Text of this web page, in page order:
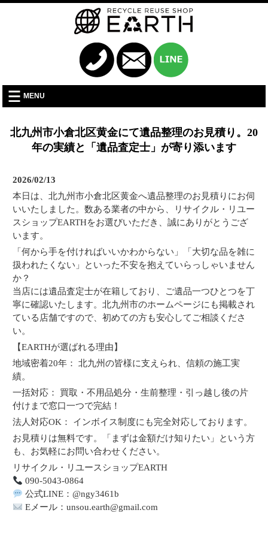
MENU
北九州市小倉北区黄金にて遺品整理のお見積り。20
年の実績と「遺品査定士」が寄り添います
2026/02/13
本日は、北九州市小倉北区黄金へ遺品整理のお見積りにお伺
いいたしました。数ある業者の中から、リサイクル・リユー
スショップEARTHをお選びいただき、誠にありがとうござ
います。
「何から手を付ければいいかわからない」「大切な品を雑に
扱われたくない」といった不安を抱えていらっしゃいません
か？
当店には遺品査定士が在籍しており、ご遺品一つひとつを丁
寧に確認いたします。北九州市のホームページにも掲載され
ている店舗ですので、初めての方も安心してご相談くださ
い。
【EARTHが選ばれる理由】
地域密着20年： 北九州の皆様に支えられ、信頼の施工実
績。
一括対応： 買取・不用品処分・生前整理・引っ越し後の片
付けまで窓口一つで完結！
法人対応OK： インボイス制度にも完全対応しております。
お見積りは無料です。「まずは金額だけ知りたい」という方
も、お気軽にお問い合わせください。
リサイクル・リユースショップEARTH
090-5043-0864
公式LINE：@ngy3461b
Eメール：unsou.earth@gmail.com